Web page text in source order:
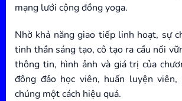
mạng lưới cộng đồng yoga.
Nhờ khả năng giao tiếp linh hoạt, sự
tinh thần sáng tạo, cô tạo ra cầu nối
thông tin, hình ảnh và giá trị của
đông đảo học viên, huấn luyện
chúng một cách hiệu quả.